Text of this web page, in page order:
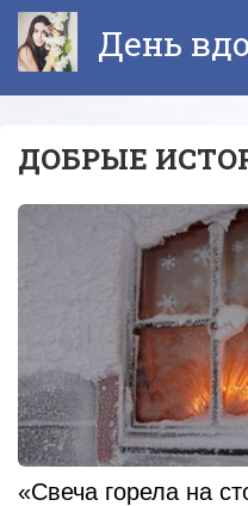
Перейти
контенту
День
ДОБРЫЕ
«Свеча горела на